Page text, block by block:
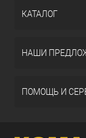
КАТАЛОГ
НАШИ
ПОМОЩЬ И